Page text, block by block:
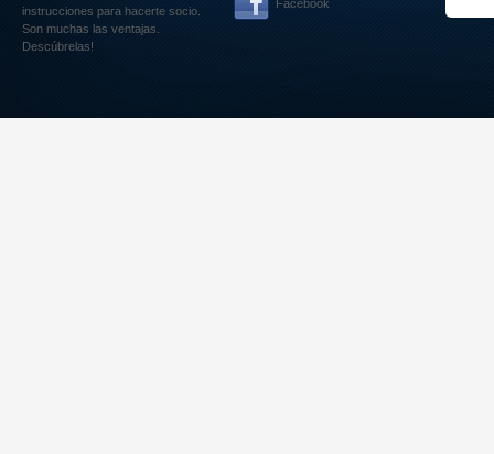
instrucciones para hacerte socio.
Son muchas las ventajas.
Descúbrelas!
Facebook